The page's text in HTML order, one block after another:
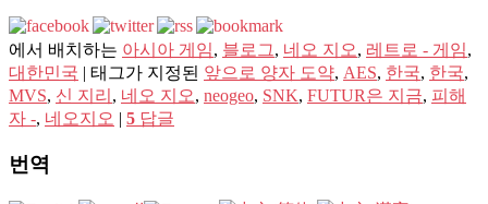
에서 배치하는 아시아 게임, 블로그, 네오 지오, 레트로 - 게임,
대한민국 | 태그가 지정된 앞으로 양자 도약, AES, 한국, 한국,
MVS, 신 지리 , 네오 지오, neogeo, SNK, FUTUR은 지금, 피해
자 -, 네오지오 | 5 답글
번역